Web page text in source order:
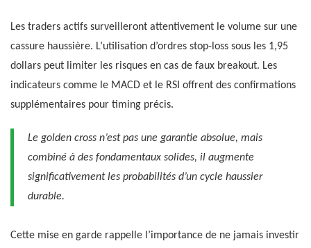
Les traders actifs surveilleront attentivement le volume sur une
cassure haussière. L’utilisation d’ordres stop-loss sous les 1,95
dollars peut limiter les risques en cas de faux breakout. Les
indicateurs comme le MACD et le RSI offrent des confirmations
supplémentaires pour timing précis.
Le golden cross n’est pas une garantie absolue, mais
combiné à des fondamentaux solides, il augmente
significativement les probabilités d’un cycle haussier
durable.
Cette mise en garde rappelle l’importance de ne jamais investir